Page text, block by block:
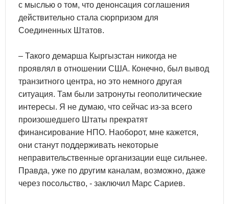
с мыслью о том, что денонсация соглашения
действительно стала сюрпризом для
Соединенных Штатов.
– Такого демарша Кыргызстан никогда не
проявлял в отношении США. Конечно, был вывод
транзитного центра, но это немного другая
ситуация. Там были затронуты геополитические
интересы. Я не думаю, что сейчас из-за всего
произошедшего Штаты прекратят
финансирование НПО. Наоборот, мне кажется,
они станут поддерживать некоторые
неправительственные организации еще сильнее.
Правда, уже по другим каналам, возможно, даже
через посольство, - заключил Марс Сариев.